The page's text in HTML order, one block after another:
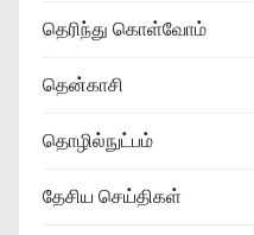
தெரிந்து கொள்வோம்
தென்காசி
தொழில்நுட்பம்
தேசிய செய்திகள்